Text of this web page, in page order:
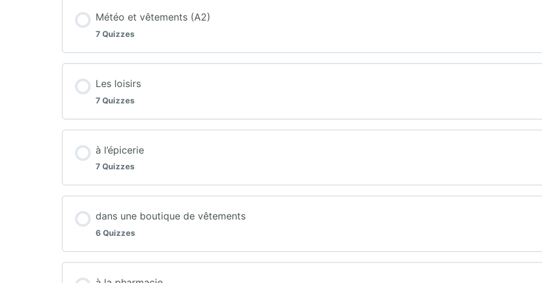
Météo et vêtements (A2)
7 Quizzes
Les loisirs
7 Quizzes
à l’épicerie
7 Quizzes
dans une boutique de vêtements
6 Quizzes